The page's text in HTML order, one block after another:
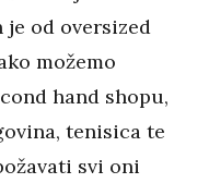
od oversized
možemo
hand shopu,
tenisica te
svi oni